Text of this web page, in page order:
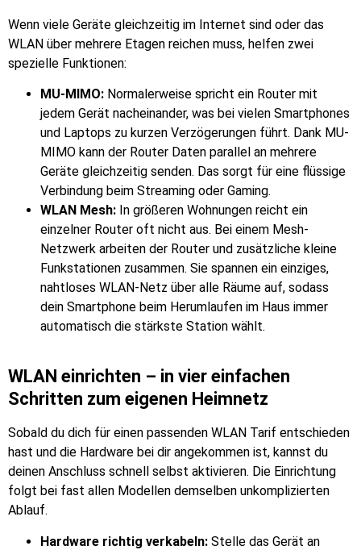
Wenn viele Geräte gleichzeitig im Internet sind oder das
WLAN über mehrere Etagen reichen muss, helfen zwei
spezielle Funktionen:
MU-MIMO: Normalerweise spricht ein Router mit
jedem Gerät nacheinander, was bei vielen Smartphones
und Laptops zu kurzen Verzögerungen führt. Dank MU-
MIMO kann der Router Daten parallel an mehrere
Geräte gleichzeitig senden. Das sorgt für eine flüssige
Verbindung beim Streaming oder Gaming.
WLAN Mesh: In größeren Wohnungen reicht ein
einzelner Router oft nicht aus. Bei einem Mesh-
Netzwerk arbeiten der Router und zusätzliche kleine
Funkstationen zusammen. Sie spannen ein einziges,
nahtloses WLAN-Netz über alle Räume auf, sodass
dein Smartphone beim Herumlaufen im Haus immer
automatisch die stärkste Station wählt.
WLAN einrichten – in vier einfachen
Schritten zum eigenen Heimnetz
Sobald du dich für einen passenden WLAN Tarif entschieden
hast und die Hardware bei dir angekommen ist, kannst du
deinen Anschluss schnell selbst aktivieren. Die Einrichtung
folgt bei fast allen Modellen demselben unkomplizierten
Ablauf.
Hardware richtig verkabeln: Stelle das Gerät an